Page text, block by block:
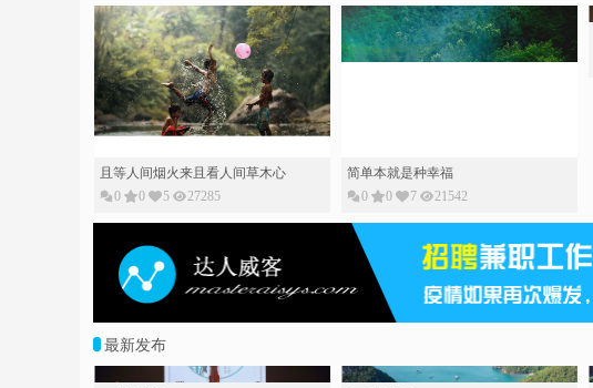
且等人间烟火来且看人间草木心
0
0 5 27285
简单本就是种幸福
0
0 7 21542
最新发布